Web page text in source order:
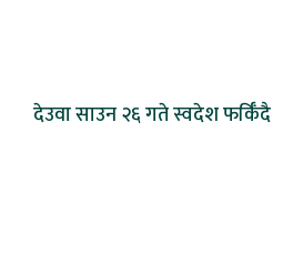
देउवा साउन २६ गते स्वदेश फर्किँदै